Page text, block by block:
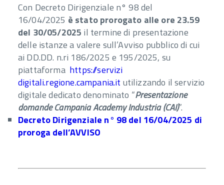
Con Decreto Dirigenziale n° 98 del
16/04/2025 è stato prorogato alle ore 23.59
del 30/05/2025 il termine di presentazione
delle istanze a valere sull’Avviso pubblico di cui
ai DD.DD. n.ri 186/2025 e 195/2025, su
piattaforma https://servizi
digitali.regione.campania.it utilizzando il servizio
digitale dedicato denominato “Presentazione
domande Campania Academy Industria (CAI)”.
Decreto Dirigenziale n° 98 del 16/04/2025 di
proroga dell’AVVISO